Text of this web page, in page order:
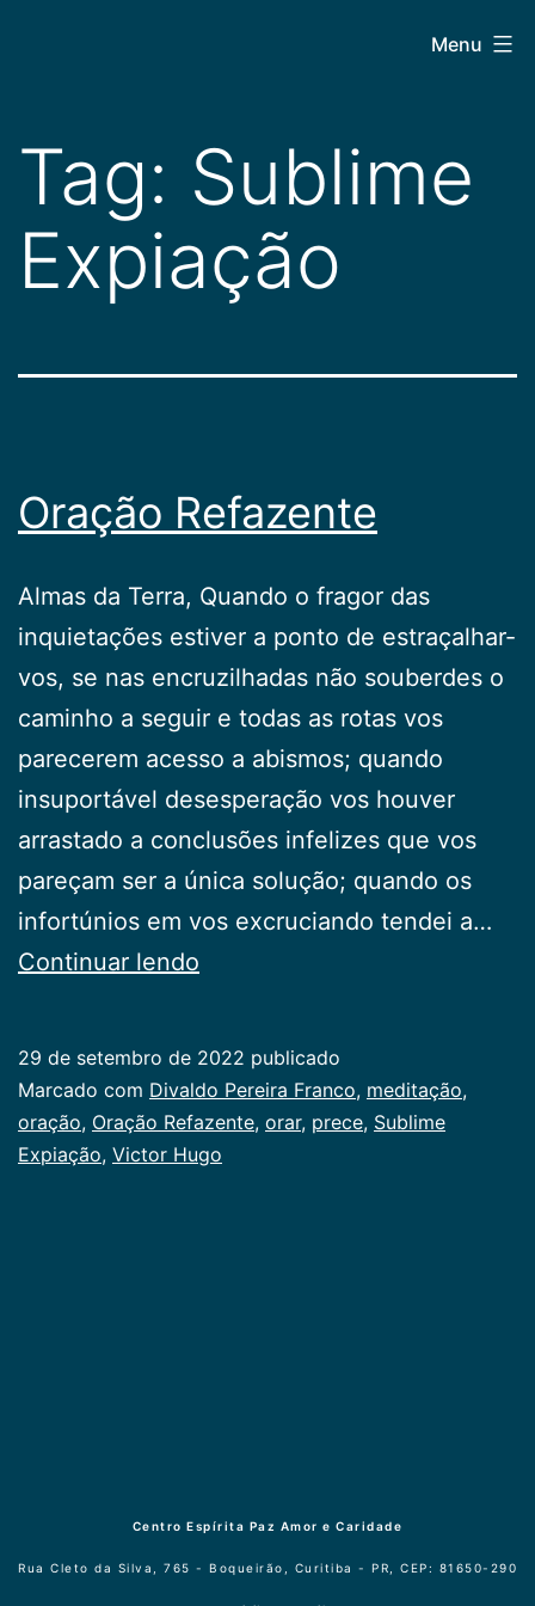
conteúdo
Menu
Tag: Sublime
Expiação
Oração Refazente
Almas da Terra, Quando o fragor das
inquietações estiver a ponto de estraçalhar-
vos, se nas encruzilhadas não souberdes o
caminho a seguir e todas as rotas vos
parecerem acesso a abismos; quando
insuportável desesperação vos houver
arrastado a conclusões infelizes que vos
pareçam ser a única solução; quando os
infortúnios em vos excruciando tendei a…
Continuar lendo
29 de setembro de 2022 publicado
Categorizado
como
Publicogeral
Marcado com Divaldo Pereira Franco, meditação,
oração, Oração Refazente, orar, prece, Sublime
Expiação, Victor Hugo
Centro Espírita Paz Amor e Caridade
Rua Cleto da Silva, 765 - Boqueirão, Curitiba - PR, CEP: 81650-290